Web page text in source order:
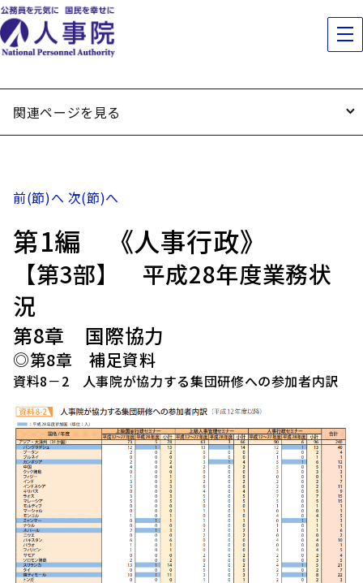
関連ページを見る
前(節)へ 次(節)へ
第1編 《人事行政》
【第3部】 平成28年度業務状
況
第8章 国際協力
◎第8章 補足資料
資料8－2 人事院が協力する集団研修への参加者内訳